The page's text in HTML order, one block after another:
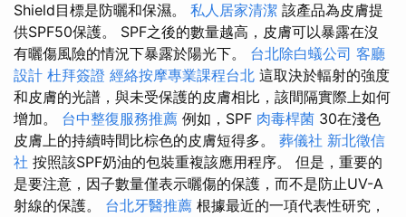
Shield目標是防曬和保濕。 私人居家清潔 該產品為皮膚提
供SPF50保護。 SPF之後的數量越高，皮膚可以暴露在沒
有曬傷風險的情況下暴露於陽光下。 台北除白蟻公司 客廳
設計 杜拜簽證 經絡按摩專業課程台北 這取決於輻射的強度
和皮膚的光譜，與未受保護的皮膚相比，該間隔實際上如何
增加。 台中整復服務推薦 例如，SPF 肉毒桿菌 30在淺色
皮膚上的持續時間比棕色的皮膚短得多。 葬儀社 新北徵信
社 按照該SPF奶油的包裝重複該應用程序。 但是，重要的
是要注意，因子數量僅表示曬傷的保護，而不是防止UV-A
射線的保護。 台北牙醫推薦 根據最近的一項代表性研究，